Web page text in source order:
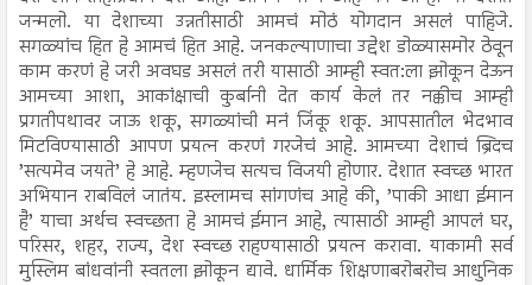
जन्मलो. या देशाच्या उन्नतीसाठी आमचं मोठं योगदान असलं पाहिजे.
सगळ्यांच हित हे आमचं हित आहे. जनकल्याणाचा उद्देश डोळ्यासमोर ठेवून
काम करणं हे जरी अवघड असलं तरी यासाठी आम्ही स्वत:ला झोकून देऊन
आमच्या आशा, आकांक्षाची कुर्बानी देत कार्य केलं तर नक्कीच आम्ही
प्रगतीपथावर जाऊ शकू, सगळ्यांची मनं जिंकू शकू. आपसातील भेदभाव
मिटविण्यासाठी आपण प्रयत्न करणं गरजेचं आहे. आमच्या देशाचं ब्रिदच
’सत्यमेव जयते’ हे आहे. म्हणजेच सत्यच विजयी होणार. देशात स्वच्छ भारत
अभियान राबविलं जातंय. इस्लामच सांगणंच आहे की, ’पाकी आधा ईमान
है’ याचा अर्थच स्वच्छता हे आमचं ईमान आहे, त्यासाठी आम्ही आपलं घर,
परिसर, शहर, राज्य, देश स्वच्छ राहण्यासाठी प्रयत्न करावा. याकामी सर्व
मुस्लिम बांधवांनी स्वतला झोकून द्यावे. धार्मिक शिक्षणाबरोबरोच आधुनिक